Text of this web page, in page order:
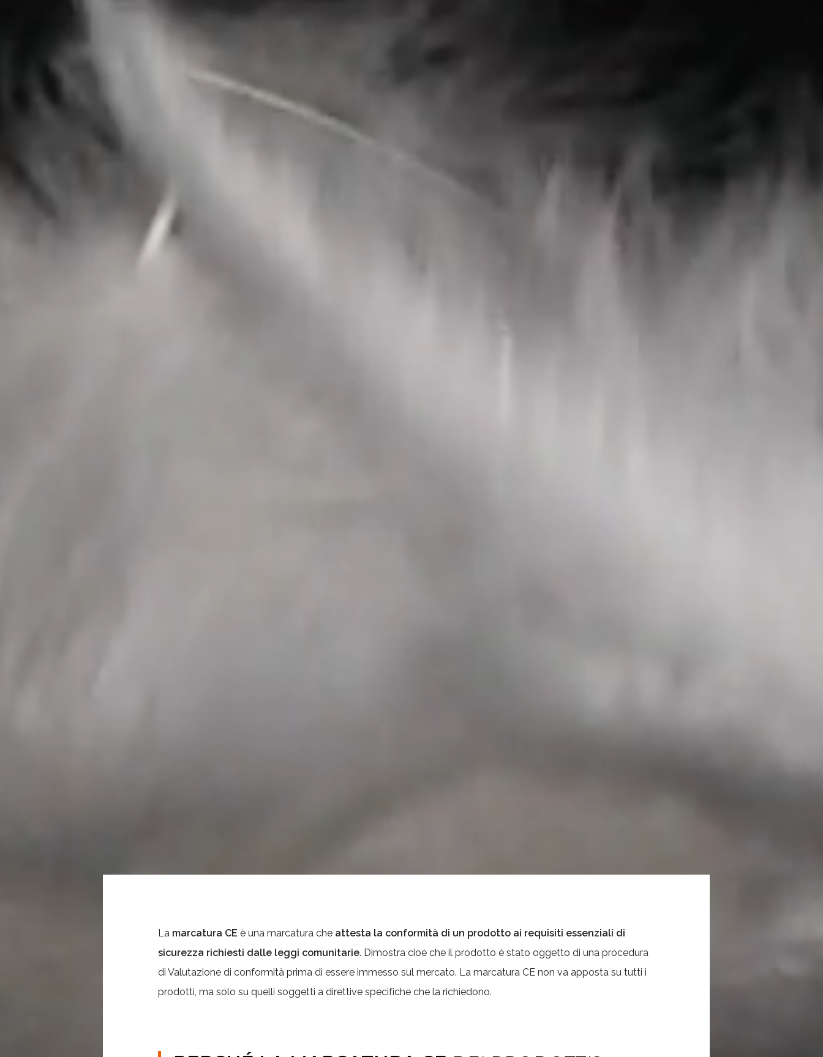
La marcatura CE è una marcatura che attesta la conformità di un prodotto ai requisiti essenziali di
sicurezza richiesti dalle leggi comunitarie. Dimostra cioè che il prodotto è stato oggetto di una procedura
di Valutazione di conformità prima di essere immesso sul mercato. La marcatura CE non va apposta su tutti i
prodotti, ma solo su quelli soggetti a direttive specifiche che la richiedono.